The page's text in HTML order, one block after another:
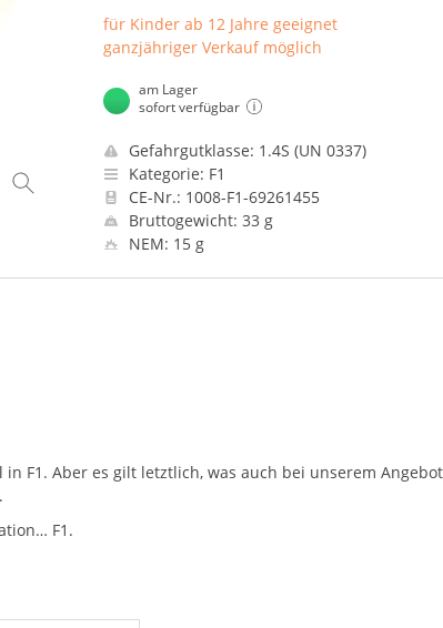
für Kinder ab 12 Jahre geeignet
ganzjähriger Verkauf möglich
am Lager
sofort verfügbar
Gefahrgutklasse: 1.4S (UN 0337)
Kategorie: F1
CE-Nr.: 1008-F1-69261455
Bruttogewicht: 33 g
NEM: 15 g
F1. Aber es gilt letztlich, was auch bei unserem
F1.